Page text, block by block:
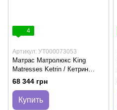
4
Артикул: УТ000073053
Матрас Матролюкс King
Matresses Ketrin / Кетрин
80х190
68 344 грн
Купить